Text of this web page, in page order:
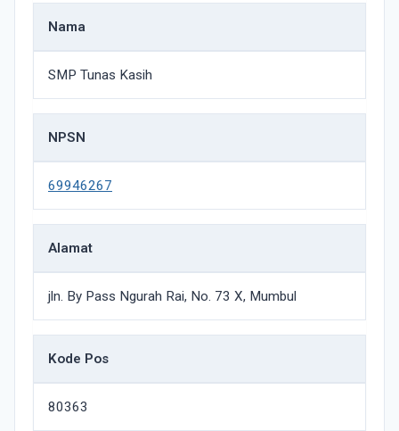
Nama
SMP Tunas Kasih
NPSN
69946267
Alamat
jln. By Pass Ngurah Rai, No. 73 X, Mumbul
Kode Pos
80363